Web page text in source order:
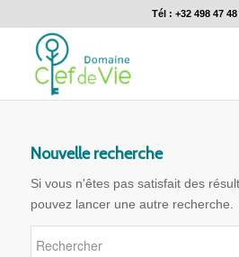
Tél : +32 498 47 48
Nouvelle recherche
Si vous n'êtes pas satisfait des
pouvez lancer une autre recherche.